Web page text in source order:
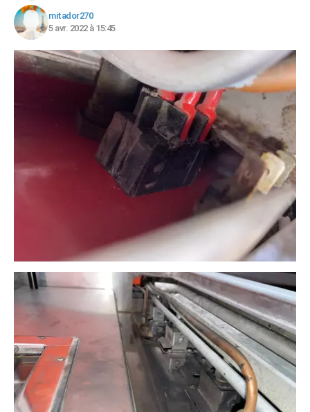
mitador270
5 avr. 2022 à 15:45